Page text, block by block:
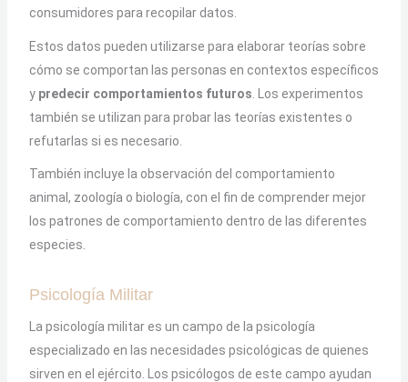
consumidores para recopilar datos.
Estos datos pueden utilizarse para elaborar teorías sobre
cómo se comportan las personas en contextos específicos
y predecir comportamientos futuros . Los experimentos
también se utilizan para probar las teorías existentes o
refutarlas si es necesario.
También incluye la observación del comportamiento
animal, zoología o biología, con el fin de comprender mejor
los patrones de comportamiento dentro de las diferentes
especies.
Psicología Militar
La psicología militar es un campo de la psicología
especializado en las necesidades psicológicas de quienes
sirven en el ejército. Los psicólogos de este campo ayudan